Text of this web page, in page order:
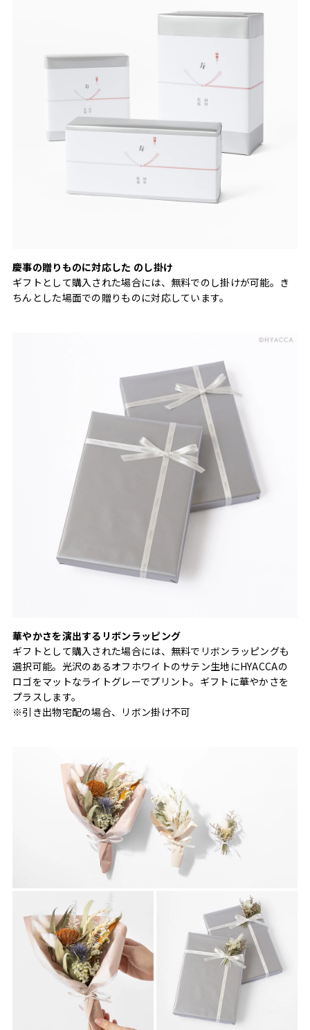
慶事の贈りものに対応した のし掛け
ギフトとして購入された場合には、無料でのし掛けが可能。き
ちんとした場面での贈りものに対応しています。
華やかさを演出するリボンラッピング
ギフトとして購入された場合には、無料でリボンラッピングも
選択可能。光沢のあるオフホワイトのサテン生地にHYACCAの
ロゴをマットなライトグレーでプリント。ギフトに華やかさを
プラスします。
※引き出物宅配の場合、リボン掛け不可